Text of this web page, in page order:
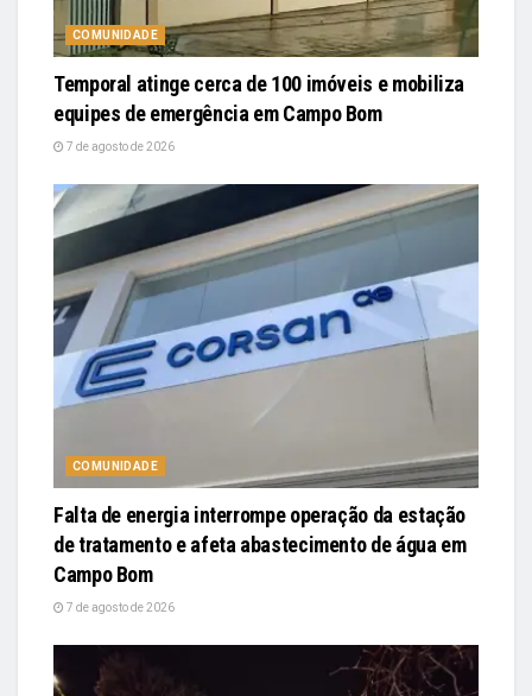
COMUNIDADE
Temporal atinge cerca de 100 imóveis e mobiliza
equipes de emergência em Campo Bom
7 de agosto de 2026
COMUNIDADE
Falta de energia interrompe operação da estação
de tratamento e afeta abastecimento de água em
Campo Bom
7 de agosto de 2026